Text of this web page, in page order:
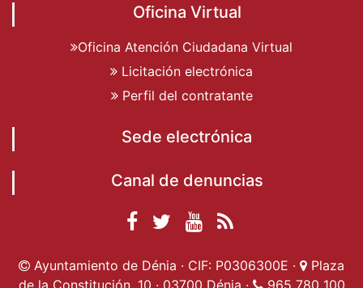
Oficina Virtual
Oficina Atención Ciudadana Virtual
Licitación electrónica
Perfil del contratante
Sede electrónica
Canal de denuncias
Facebook
Ayuntamiento de
Ayuntamiento de
Ayuntamiento
Actualidad
Ayuntamiento de Dénia · CIF: P0306300E ·
Plaza
de la Constitución, 10 · 03700 Dénia ·
965 780 100